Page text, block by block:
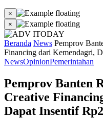
×
×
Beranda News Pemprov
Financing dari Kemendagri,
NewsOpinionPemerintahan
Pemprov Banten
Creative
Dapat Insentif